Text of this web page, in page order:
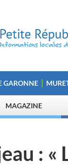
GARONNE
MAGAZINE
: «